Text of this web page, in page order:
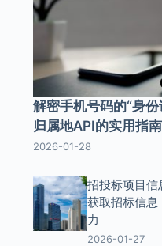
解密手机号码的“身
归属地API的实用指南
2026-01-28
招投标项目
获取招标信
力
2026-01-27